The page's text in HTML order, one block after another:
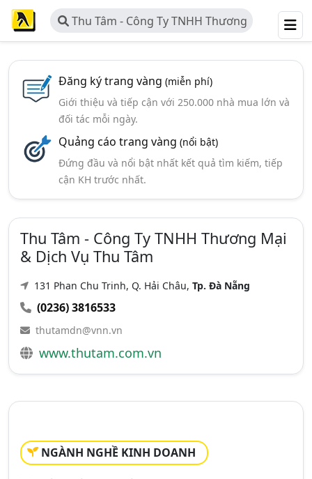
Thu Tâm - Công Ty TNHH Thương
Mại & Dịch Vụ Thu Tâm
Đăng ký trang vàng (miễn phí)
Giới thiệu và tiếp cận với 250.000 nhà mua lớn và
đối tác mỗi ngày.
Quảng cáo trang vàng (nổi bật)
Đứng đầu và nổi bật nhất kết quả tìm kiếm, tiếp
cận KH trước nhất.
Thu Tâm - Công Ty TNHH Thương Mại
& Dịch Vụ Thu Tâm
131 Phan Chu Trinh, Q. Hải Châu, Tp. Đà Nẵng
(0236) 3816533
thutamdn@vnn.vn
www.thutam.com.vn
NGÀNH NGHỀ KINH DOANH